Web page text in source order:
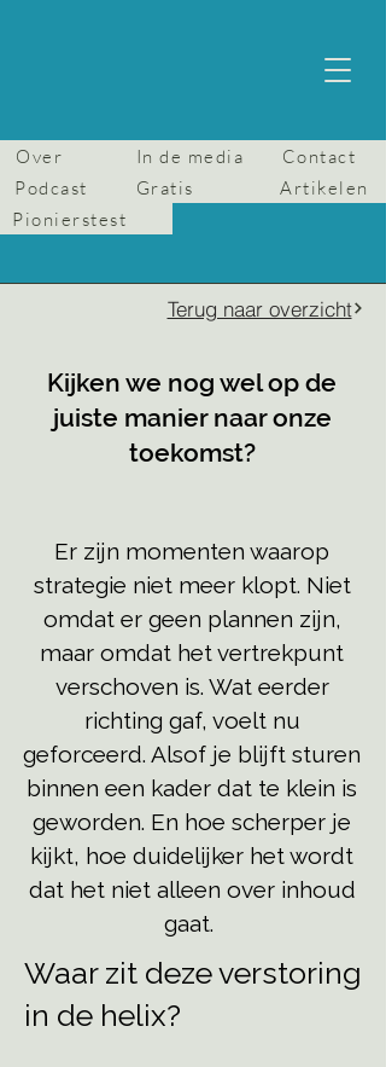
Over In de media
Contact
Podcast
Gratis
Artikelen
Pionierstest
Terug naar overzicht
Kijken we nog wel op de
juiste manier naar onze
toekomst?
Er zijn momenten waarop
strategie niet meer klopt. Niet
omdat er geen plannen zijn,
maar omdat het vertrekpunt
verschoven is. Wat eerder
richting gaf, voelt nu
geforceerd. Alsof je blijft sturen
binnen een kader dat te klein is
geworden. En hoe scherper je
kijkt, hoe duidelijker het wordt
dat het niet alleen over inhoud
gaat.
Waar zit deze verstoring
in de helix?